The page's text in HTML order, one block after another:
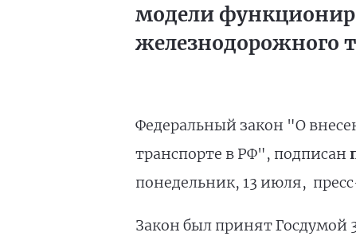
модели
железнодорожного
Федеральный закон "О
транспорте в РФ", подписан
понедельник, 13 июля,
Закон был принят Госдумой